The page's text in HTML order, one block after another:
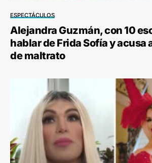
ESPECTÁCULOS
Alejandra Guzmán, con 10
hablar de Frida Sofía y acusa
de maltrato